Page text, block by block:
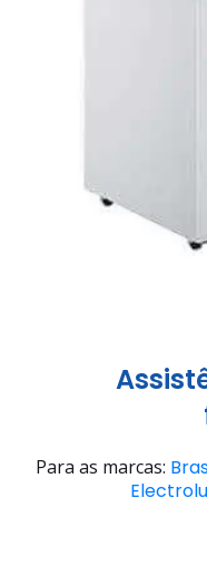
Para as marcas: